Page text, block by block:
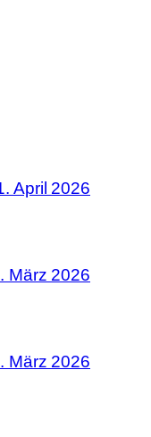
April 2026
März 2026
März 2026